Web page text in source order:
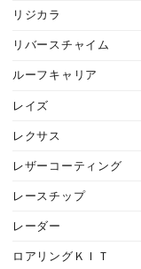
リジカラ
リバースチャイム
ルーフキャリア
レイズ
レクサス
レザーコーティング
レースチップ
レーダー
ロアリングＫＩＴ